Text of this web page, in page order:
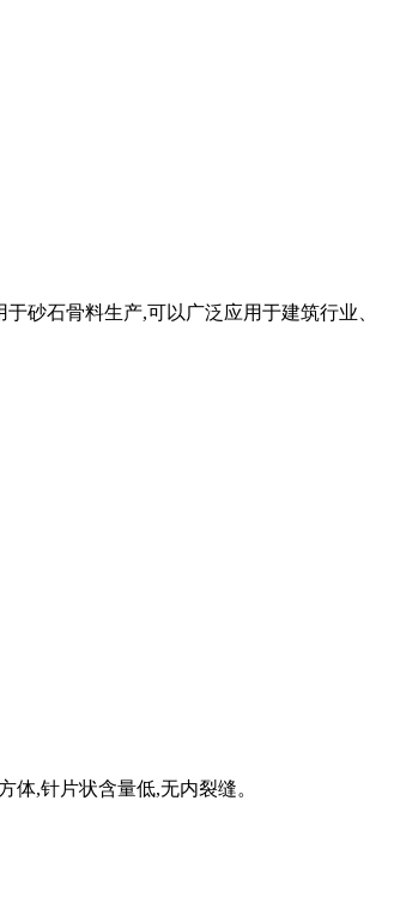
砂石骨料生产,可以广泛应用于建筑行业、
,针片状含量低,无内裂缝。